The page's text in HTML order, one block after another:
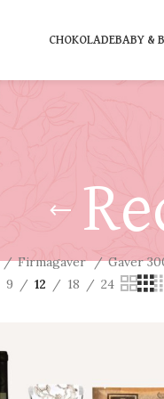
CHOKOLADEBABY &
Firmagaver Gaver
9 12 18 24